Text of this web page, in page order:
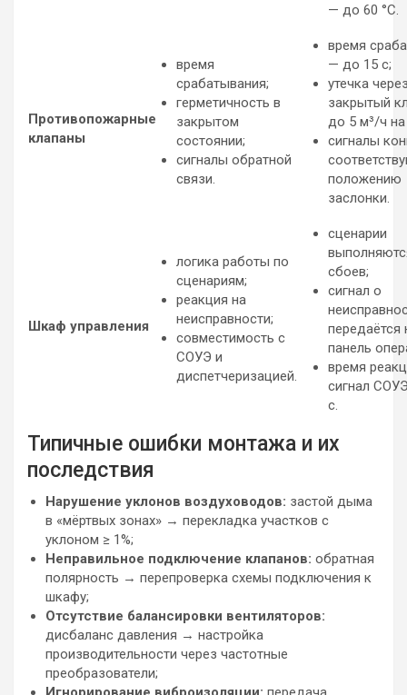
— до 60 °C.
Противопожарные
клапаны
время
срабатывания;
герметичность в
закрытом
состоянии;
сигналы обратной
связи.
время
— до 15 с;
утечка
закрытый
до 5 м³/ч на
сигналы
положению
заслонки.
Шкаф управления
логика работы по
сценариям;
реакция на
неисправности;
совместимость с
СОУЭ и
диспетчеризацией.
сценарии
сбоев;
сигнал о
передаётся
панель
время
сигнал
с.
Типичные ошибки монтажа и их
последствия
Нарушение уклонов воздуховодов: застой дыма
в «мёртвых зонах» → перекладка участков с
уклоном ≥ 1%;
Неправильное подключение клапанов: обратная
полярность → перепроверка схемы подключения к
шкафу;
Отсутствие балансировки вентиляторов:
дисбаланс давления → настройка
производительности через частотные
преобразователи;